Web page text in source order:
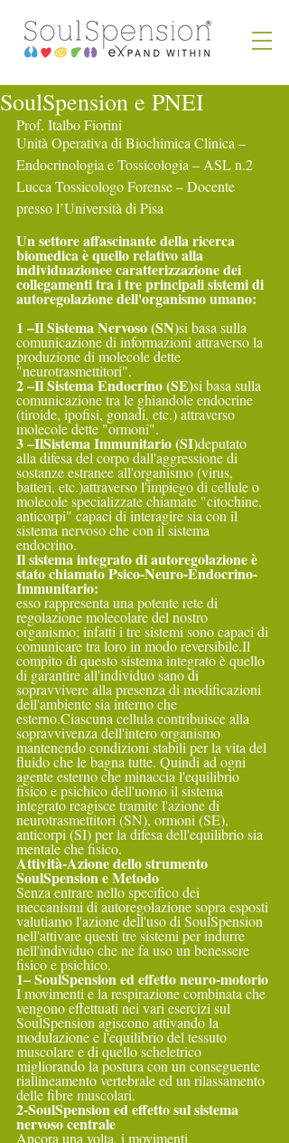
SoulSpension e PNEI
Prof. Italbo Fiorini
Unità Operativa di Biochimica Clinica –
Endocrinologia e Tossicologia – ASL n.2
Lucca Tossicologo Forense – Docente
presso l’Università di Pisa
Un settore affascinante della ricerca
biomedica è quello relativo alla
individuazionee caratterizzazione dei
collegamenti tra i tre principali sistemi di
autoregolazione dell'organismo umano:
1 –Il Sistema Nervoso (SN)si basa sulla
comunicazione di informazioni attraverso la
produzione di molecole dette
"neurotrasmettitori".
2 –Il Sistema Endocrino (SE)si basa sulla
comunicazione tra le ghiandole endocrine
(tiroide, ipofisi, gonadi, etc.) attraverso
molecole dette "ormoni".
3 –IlSistema Immunitario (SI)deputato
alla difesa del corpo dall'aggressione di
sostanze estranee all'organismo (virus,
batteri, etc.)attraverso l'impiego di cellule o
molecole specializzate chiamate "citochine,
anticorpi" capaci di interagire sia con il
sistema nervoso che con il sistema
endocrino.
Il sistema integrato di autoregolazione è
stato chiamato Psico-Neuro-Endocrino-
Immunitario:
esso rappresenta una potente rete di
regolazione molecolare del nostro
organismo; infatti i tre sistemi sono capaci di
comunicare tra loro in modo reversibile.Il
compito di questo sistema integrato è quello
di garantire all'individuo sano di
sopravvivere alla presenza di modificazioni
dell'ambiente sia interno che
esterno.Ciascuna cellula contribuisce alla
sopravvivenza dell'intero organismo
mantenendo condizioni stabili per la vita del
fluido che le bagna tutte. Quindi ad ogni
agente esterno che minaccia l'equilibrio
fisico e psichico dell'uomo il sistema
integrato reagisce tramite l'azione di
neurotrasmettitori (SN), ormoni (SE),
anticorpi (SI) per la difesa dell'equilibrio sia
mentale che fisico.
Attività-Azione dello strumento
SoulSpension e Metodo
Senza entrare nello specifico dei
meccanismi di autoregolazione sopra esposti
valutiamo l'azione dell'uso di SoulSpension
nell'attivare questi tre sistemi per indurre
nell'individuo che ne fa uso un benessere
fisico e psichico.
1– SoulSpension ed effetto neuro-motorio
I movimenti e la respirazione combinata che
vengono effettuati nei vari esercizi sul
SoulSpension agiscono attivando la
modulazione e l'equilibrio del tessuto
muscolare e di quello scheletrico
migliorando la postura con un conseguente
riallineamento vertebrale ed un rilassamento
delle fibre muscolari.
2-SoulSpension ed effetto sul sistema
nervoso centrale
Ancora una volta, i movimenti